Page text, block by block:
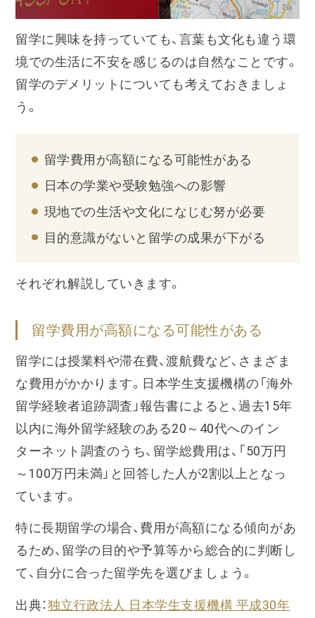
留学に興味を持っていても、言葉も文化も違う環
境での生活に不安を感じるのは自然なことです。
留学のデメリットについても考えておきましょ
う。
留学費用が高額になる可能性がある
日本の学業や受験勉強への影響
現地での生活や文化になじむ努が必要
目的意識がないと留学の成果が下がる
それぞれ解説していきます。
留学費用が高額になる可能性がある
留学には授業料や滞在費、渡航費など、さまざま
な費用がかかります。日本学生支援機構の「海外
留学経験者追跡調査」報告書によると、過去15年
以内に海外留学経験のある20～40代へのイン
ターネット調査のうち、留学総費用は、「50万円
～100万円未満」と回答した人が2割以上となっ
ています。
特に長期留学の場合、費用が高額になる傾向があ
るため、留学の目的や予算等から総合的に判断し
て、自分に合った留学先を選びましょう。
出典：独立行政法人 日本学生支援機構 平成30年